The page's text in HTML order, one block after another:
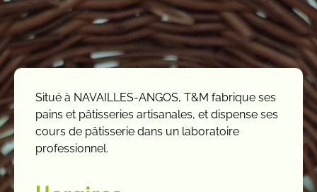
Situé à NAVAILLES-ANGOS, T&M fabrique ses
pains et pâtisseries artisanales, et dispense ses
cours de pâtisserie dans un laboratoire
professionnel.